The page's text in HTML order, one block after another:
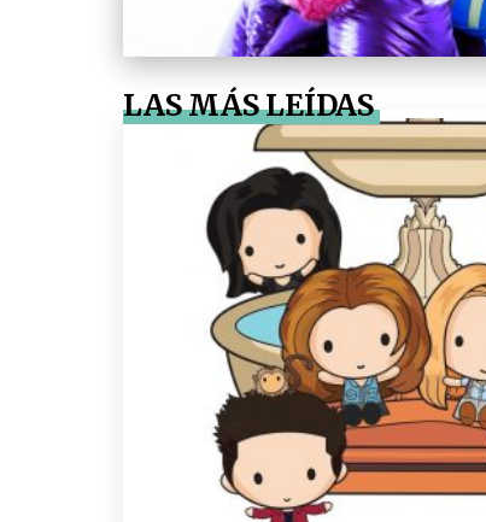
LAS MÁS LEÍDAS